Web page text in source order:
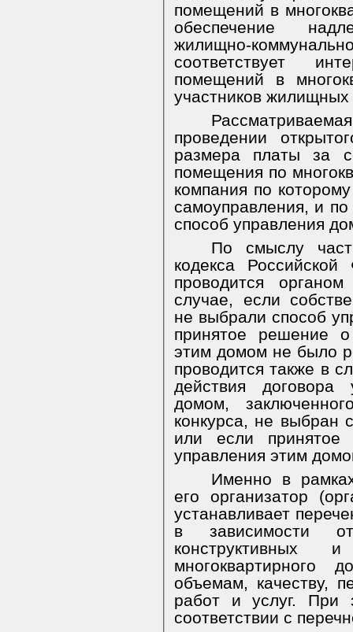
помещений в
обеспечение
жилищно-
соответствует
помещений в
участников
проведении
размера платы за
помещения по
компания по
самоуправления, и по
способ управления
По смыслу
кодекса
проводится
случае, если
не выбрали способ
принятое решение
этим домом не было
проводится также в
действия договора
домом,
конкурса, не выбран
или если
управления этим
Именно в
его организатор
устанавливает
в зависимости от
конструктивных
многоквартирного
объемам, качеству,
работ и услуг. При
соответствии с